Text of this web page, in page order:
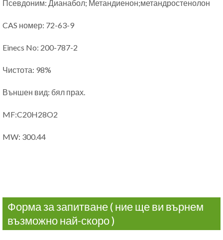
Псевдоним: Дианабол; Метандиенон;метандростенолон
CAS номер: 72-63-9
Einecs No: 200-787-2
Чистота: 98%
Външен вид: бял прах.
MF:C20H28O2
MW: 300.44
Форма за запитване ( ние ще ви върнем
възможно най-скоро )